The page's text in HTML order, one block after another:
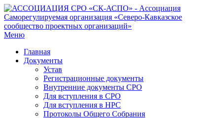
Меню
Главная
Документы
Устав
Регистрационные документы
Внутренние документы СРО
Для вступления в СРО
Для вступления в НРС
Протоколы Общего Собрания